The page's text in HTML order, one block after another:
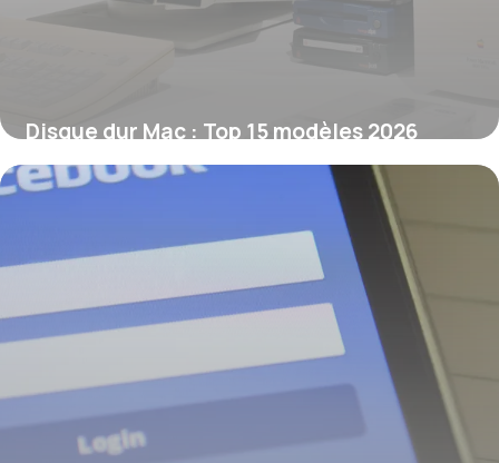
Disque dur Mac : Top 15 modèles 2026
10 juin 2026